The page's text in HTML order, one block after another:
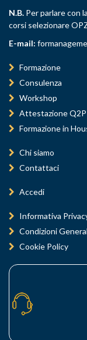
N.B. Per parlare con
corsi selezionare
E-mail:
Formazione
Consulenza
Workshop
Attestazione Q2P
Formazione in
Chi siamo
Contattaci
Accedi
Informativa
Condizioni
Cookie Policy